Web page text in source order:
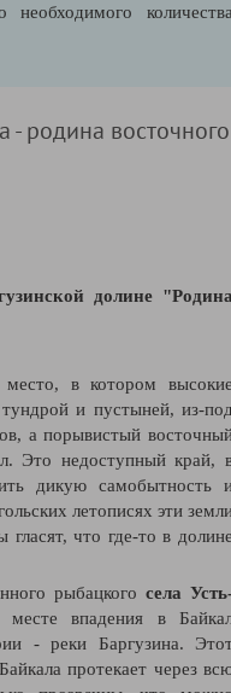
- родина восточного
долине
место, в котором
и пустыней, из-
а порывистый
Это недоступный край,
дикую самобытность
летописях эти
гласят, что где-то в
рыбацкого села
впадения в
- реки Баргузина.
протекает через